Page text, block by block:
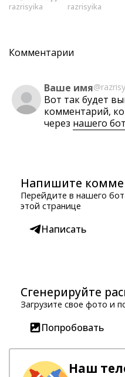
razrisyika razrisyika
Комментарии
Ваше имя
Вот так будет
комментарий,
через нашего
Напишите
Перейдите в нашего
этой странице
Написать
Сгенерируйте
Загрузите свое фото и
Попробовать
Наш